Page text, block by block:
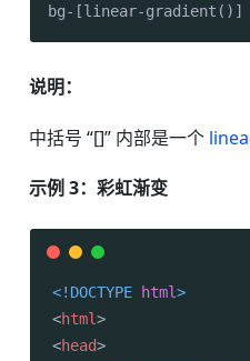
bg-[linear-gradient()]
说明：
中括号 “[]” 内部是一个
示例 3：彩虹渐变
<!DOCTYPE html>
<html>
<head>